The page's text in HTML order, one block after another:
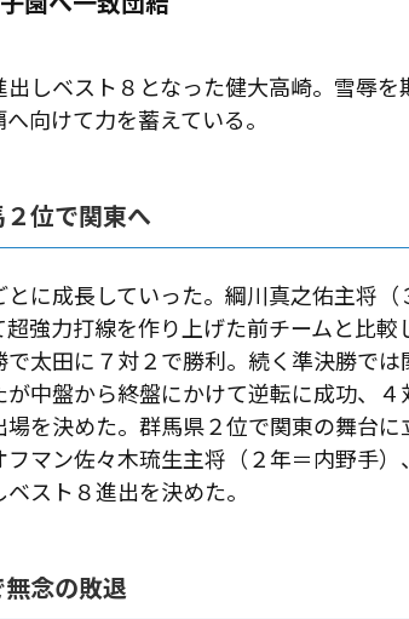
しベスト８となった健大高崎。雪辱
向けて力を蓄えている。
位で関東へ
に成長していった。綱川真之佑主将
超強力打線を作り上げた前チームと比
太田に７対２で勝利。続く準決勝で
が中盤から終盤にかけて逆転に成功、
を決めた。群馬県２位で関東の舞台
フマン佐々木琉生主将（２年＝内野手
スト８進出を決めた。
念の敗退